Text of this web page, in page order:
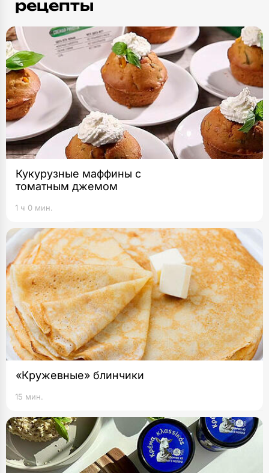
рецепты
Кукурузные маффины с
томатным джемом
1 ч 0 мин.
«Кружевные» блинчики
15 мин.